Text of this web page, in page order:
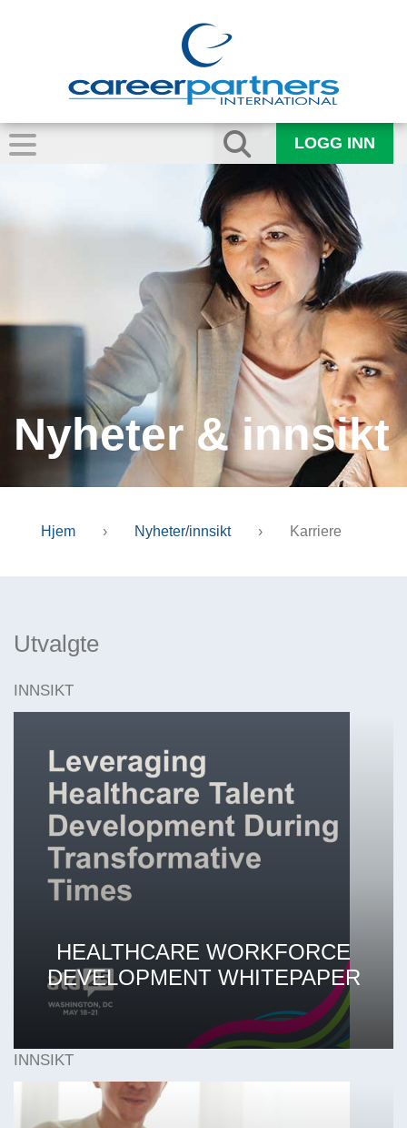
LOGG INN
Nyheter & innsikt
Hjem › Nyheter/innsikt › Karriere
Utvalgte
INNSIKT
HEALTHCARE WORKFORCE
DEVELOPMENT WHITEPAPER
INNSIKT